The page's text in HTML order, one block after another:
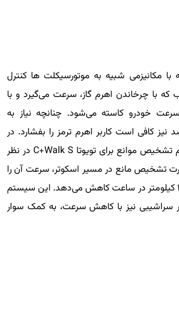
مکانیزمی شبیه به موتورسیکلت ها کنترل
که با چرخاندن اهرم گاز، سرعت می‌گیرد و با
خودرو کاسته می‌شود. چنانچه نیاز به
نیز کافی است کاربر اهرم ترمز را بفشارد. در
کنار اینها، یک سیستم تشخیص موانع برای تویوتا C+Walk S در نظر
تشخیص مانع در مسیر اسکوتر، سرعت آن را
بصورت اتوماتیک به ۲ کیلومتر در ساعت کاهش می‌دهد. این سیستم
سراشیبی نیز با کاهش سرعت، به کمک سوار